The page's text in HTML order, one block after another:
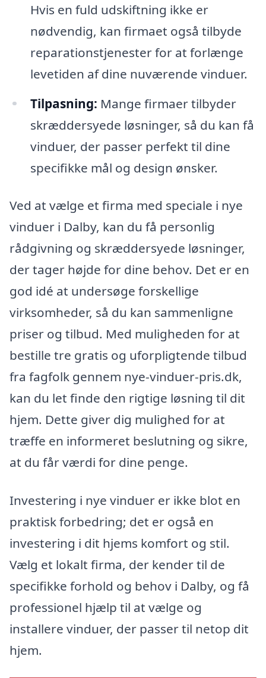
Hvis en fuld udskiftning ikke er
nødvendig, kan firmaet også tilbyde
reparationstjenester for at forlænge
levetiden af dine nuværende vinduer.
Tilpasning: Mange firmaer tilbyder
skræddersyede løsninger, så du kan få
vinduer, der passer perfekt til dine
specifikke mål og design ønsker.
Ved at vælge et firma med speciale i nye
vinduer i Dalby, kan du få personlig
rådgivning og skræddersyede løsninger,
der tager højde for dine behov. Det er en
god idé at undersøge forskellige
virksomheder, så du kan sammenligne
priser og tilbud. Med muligheden for at
bestille tre gratis og uforpligtende tilbud
fra fagfolk gennem nye-vinduer-pris.dk,
kan du let finde den rigtige løsning til dit
hjem. Dette giver dig mulighed for at
træffe en informeret beslutning og sikre,
at du får værdi for dine penge.
Investering i nye vinduer er ikke blot en
praktisk forbedring; det er også en
investering i dit hjems komfort og stil.
Vælg et lokalt firma, der kender til de
specifikke forhold og behov i Dalby, og få
professionel hjælp til at vælge og
installere vinduer, der passer til netop dit
hjem.